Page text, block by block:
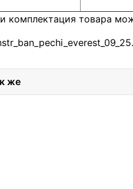
комплектация товара
же